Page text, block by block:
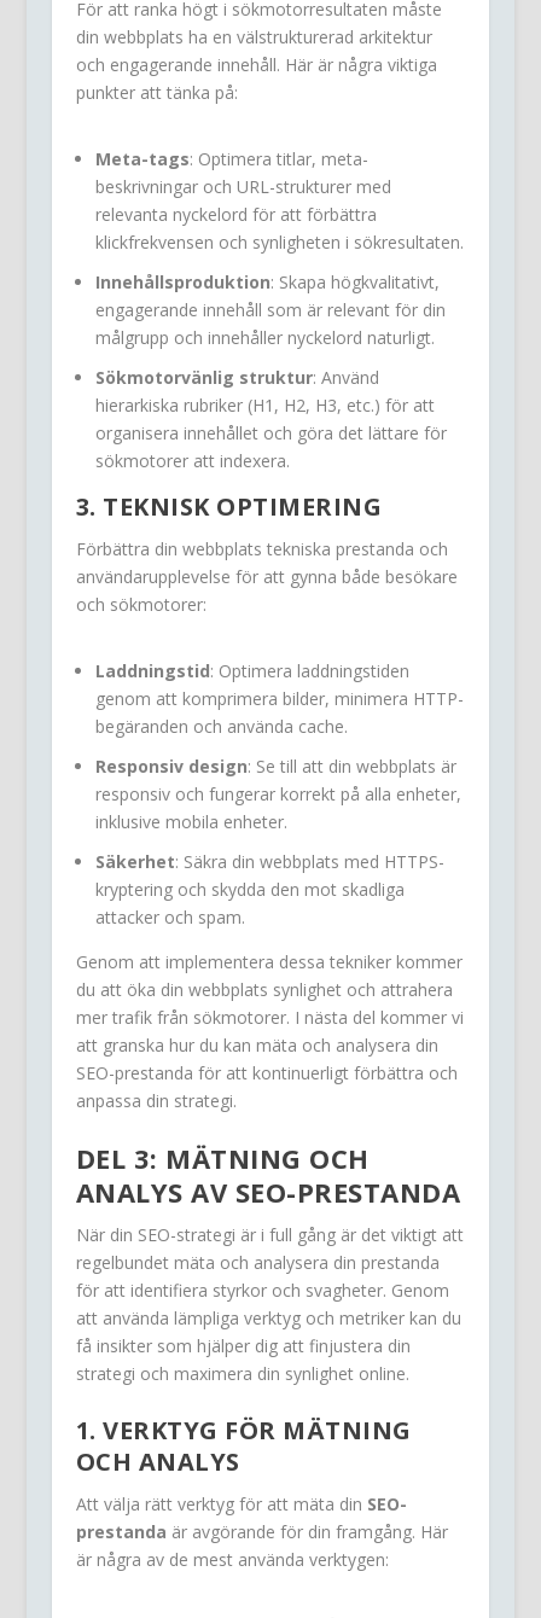
För att ranka högt i sökmotorresultaten måste
din webbplats ha en välstrukturerad arkitektur
och engagerande innehåll. Här är några viktiga
punkter att tänka på:
Meta-tags: Optimera titlar, meta-
beskrivningar och URL-strukturer med
relevanta nyckelord för att förbättra
klickfrekvensen och synligheten i sökresultaten.
Innehållsproduktion: Skapa högkvalitativt,
engagerande innehåll som är relevant för din
målgrupp och innehåller nyckelord naturligt.
Sökmotorvänlig struktur: Använd
hierarkiska rubriker (H1, H2, H3, etc.) för att
organisera innehållet och göra det lättare för
sökmotorer att indexera.
3. TEKNISK OPTIMERING
Förbättra din webbplats tekniska prestanda och
användarupplevelse för att gynna både besökare
och sökmotorer:
Laddningstid: Optimera laddningstiden
genom att komprimera bilder, minimera HTTP-
begäranden och använda cache.
Responsiv design: Se till att din webbplats är
responsiv och fungerar korrekt på alla enheter,
inklusive mobila enheter.
Säkerhet: Säkra din webbplats med HTTPS-
kryptering och skydda den mot skadliga
attacker och spam.
Genom att implementera dessa tekniker kommer
du att öka din webbplats synlighet och attrahera
mer trafik från sökmotorer. I nästa del kommer vi
att granska hur du kan mäta och analysera din
SEO-prestanda för att kontinuerligt förbättra och
anpassa din strategi.
DEL 3: MÄTNING OCH
ANALYS AV SEO-PRESTANDA
När din SEO-strategi är i full gång är det viktigt att
regelbundet mäta och analysera din prestanda
för att identifiera styrkor och svagheter. Genom
att använda lämpliga verktyg och metriker kan du
få insikter som hjälper dig att finjustera din
strategi och maximera din synlighet online.
1. VERKTYG FÖR MÄTNING
OCH ANALYS
Att välja rätt verktyg för att mäta din SEO-
prestanda är avgörande för din framgång. Här
är några av de mest använda verktygen: